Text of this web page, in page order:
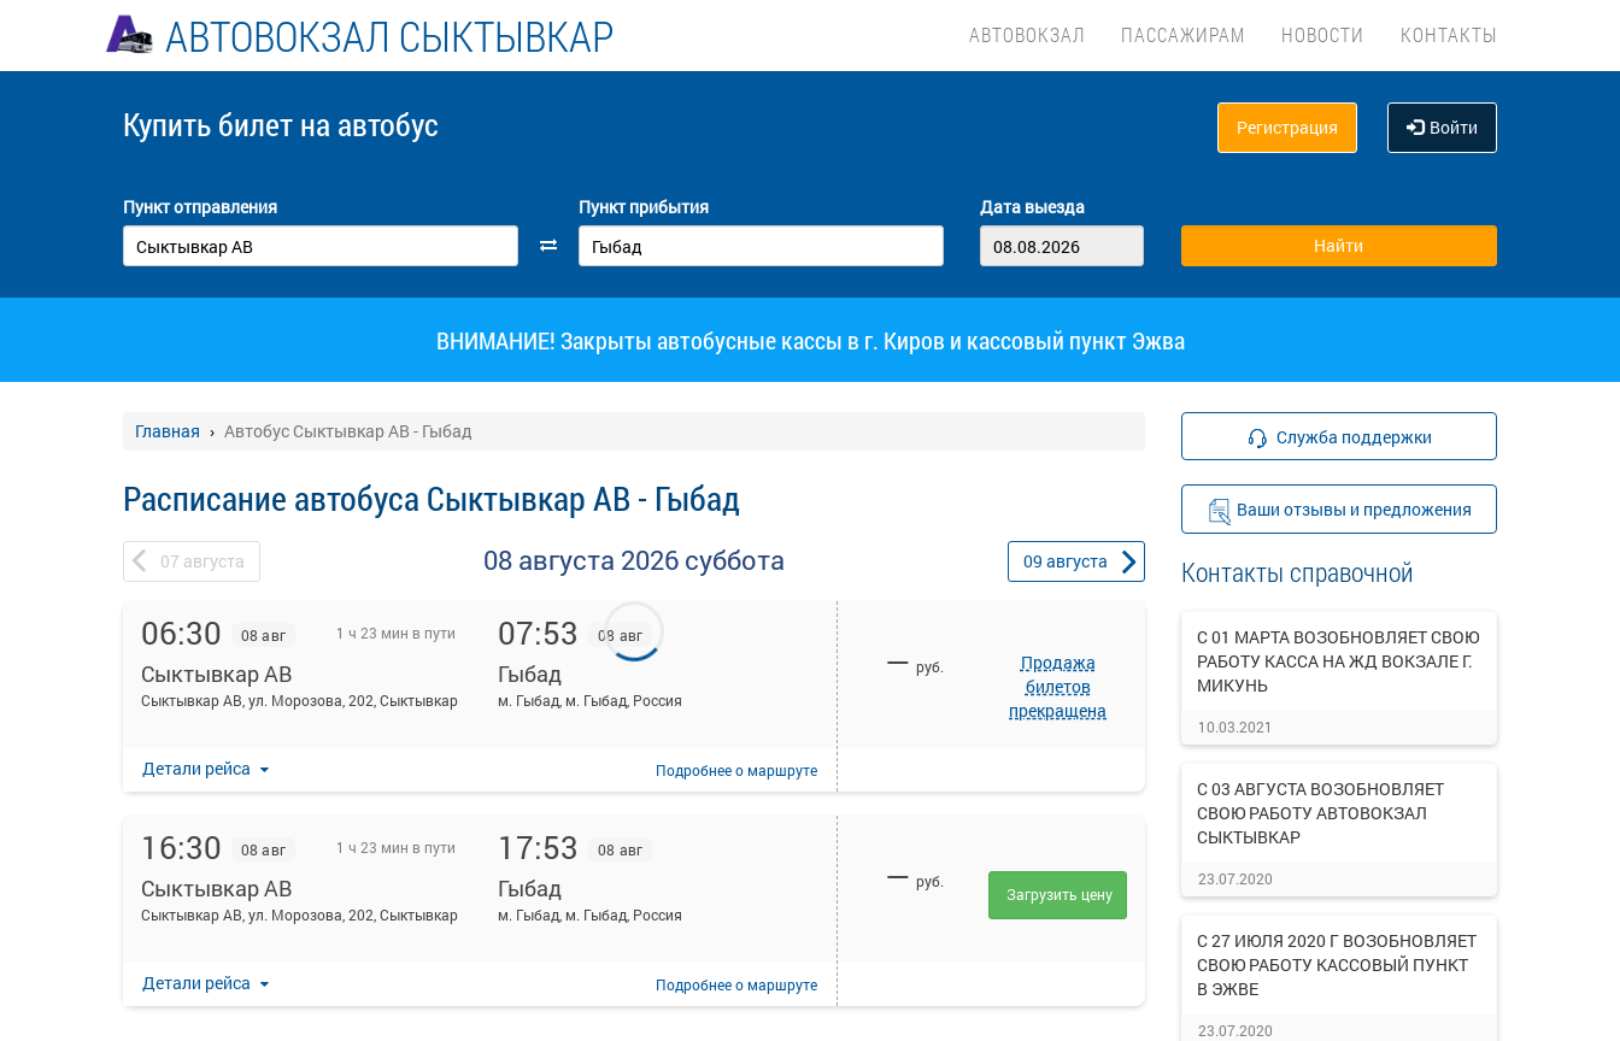
АВТОВОКЗАЛ СЫКТЫВКАР АВТОВОКЗАЛ ПАССАЖИРАМ НОВОСТИ КОНТАКТЫ
Купить билет на автобус Регистрация Войти
Пункт отправления Пункт прибытия Дата выезда
ВНИМАНИЕ! Закрыты автобусные кассы в г. Киров и кассовый пункт Эжва
Главная Автобус Сыктывкар АВ - Гыбад
Расписание автобуса Сыктывкар АВ - Гыбад
07 августа 08 августа 2026 суббота 09 августа
06:30 08 авг 1 ч 23 мин в пути
Сыктывкар АВ
Сыктывкар АВ, ул. Морозова, 202, Сыктывкар
07:53 08 авг
Гыбад
м. Гыбад, м. Гыбад, Россия
Детали рейса Подробнеео маршруте
— руб.
Продажа
билетов
прекращена
16:30 08 авг 1 ч 23 мин в пути
Сыктывкар АВ
Сыктывкар АВ, ул. Морозова, 202, Сыктывкар
17:53 08 авг
Гыбад
м. Гыбад, м. Гыбад, Россия
Детали рейса Подробнеео маршруте
— руб.
Загрузить цену
Служба поддержки
Ваши отзывы и предложения
Контакты справочной
С 01 МАРТА ВОЗОБНОВЛЯЕТ СВОЮ
РАБОТУ КАССА НА ЖД ВОКЗАЛЕ Г.
МИКУНЬ
10.03.2021
С 03 АВГУСТА ВОЗОБНОВЛЯЕТ
СВОЮ РАБОТУ АВТОВОКЗАЛ
СЫКТЫВКАР
23.07.2020
С 27 ИЮЛЯ 2020 Г ВОЗОБНОВЛЯЕТ
СВОЮ РАБОТУ КАССОВЫЙ ПУНКТ
В ЭЖВЕ
23.07.2020